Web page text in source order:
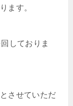
ます。
しておりま
させていただ